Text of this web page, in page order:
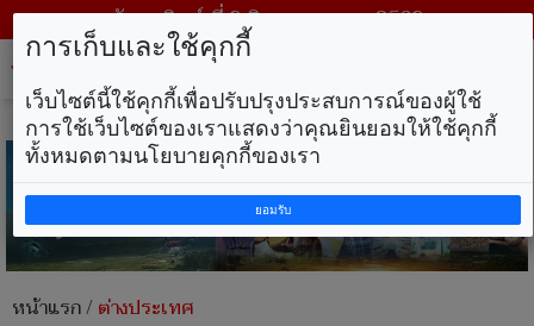
วันอาทิตย์ ที่ 9 สิงหาคม พ.ศ. 2569
หน้าแรก/ต่างประเทศ
การเก็บและใช้คุกกี้
เว็บไซต์นี้ใช้คุกกี้เพื่อปรับปรุงประสบการณ์ของผู้ใช้
การใช้เว็บไซต์ของเราแสดงว่าคุณยินยอมให้ใช้คุกกี้
ทั้งหมดตามนโยบายคุกกี้ของเรา
ยอมรับ